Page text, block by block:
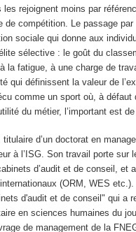
rejoignent moins par
de compétition. Le passage par
sociale qui donne aux
sélective : le goût du
la fatigue, à une charge de
qui définissent la valeur de
comme un sport où, à défaut
du métier, l’important est
d’un doctorat en
à l’ISG. Son travail porte sur
d’audit et de conseil, et
(ORM, WES
d'audit et de conseil" qui a
en sciences humaines du
de management de la